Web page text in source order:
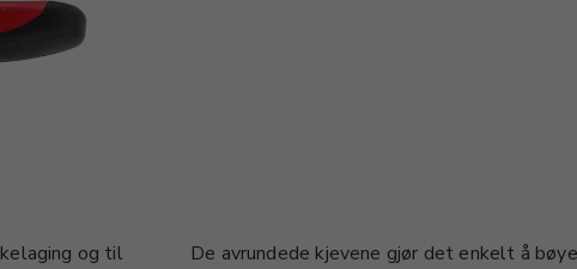
og til
De avrundede kjevene gjør det enkelt å